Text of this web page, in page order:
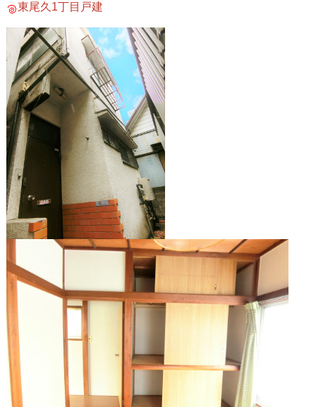
東尾久1丁目戸建